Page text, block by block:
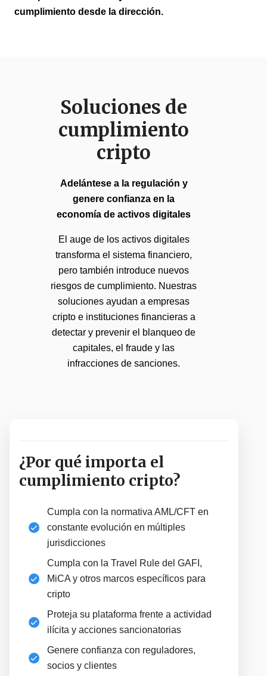
cumplimiento desde la dirección.
Soluciones de
cumplimiento
cripto
Adelántese a la regulación y
genere confianza en la
economía de activos digitales
El auge de los activos digitales
transforma el sistema financiero,
pero también introduce nuevos
riesgos de cumplimiento. Nuestras
soluciones ayudan a empresas
cripto e instituciones financieras a
detectar y prevenir el blanqueo de
capitales, el fraude y las
infracciones de sanciones.
¿Por qué importa el
cumplimiento cripto?
Cumpla con la normativa AML/CFT en
constante evolución en múltiples
jurisdicciones
Cumpla con la Travel Rule del GAFI,
MiCA y otros marcos específicos para
cripto
Proteja su plataforma frente a actividad
ilícita y acciones sancionatorias
Genere confianza con reguladores,
socios y clientes